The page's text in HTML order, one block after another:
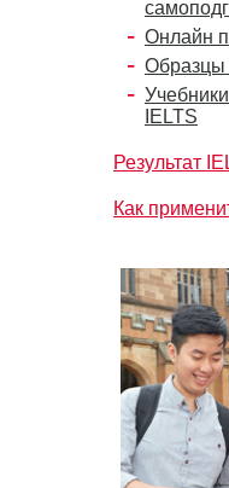
Онлайн
Образцы
IELTS
Результат
Как